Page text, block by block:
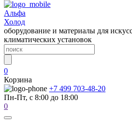
Альфа
Холод
оборудование и материалы для
климатических установок
0
Корзина
+7 499 703-48-20
Пн-Пт, с 8:00 до 18:00
0